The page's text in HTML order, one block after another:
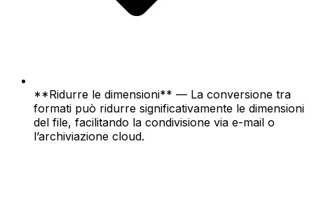
**Ridurre le dimensioni** — La conversione tra
formati può ridurre significativamente le dimensioni
del file, facilitando la condivisione via e-mail o
l’archiviazione cloud.